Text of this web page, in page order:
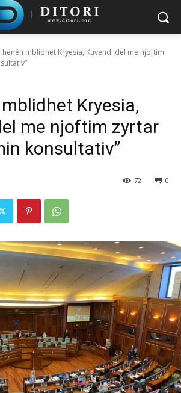
hënën mblidhet Kryesia, Kuvendi del me njoftim
Kryesia,
me njoftim zyrtar
konsultativ”
0
72